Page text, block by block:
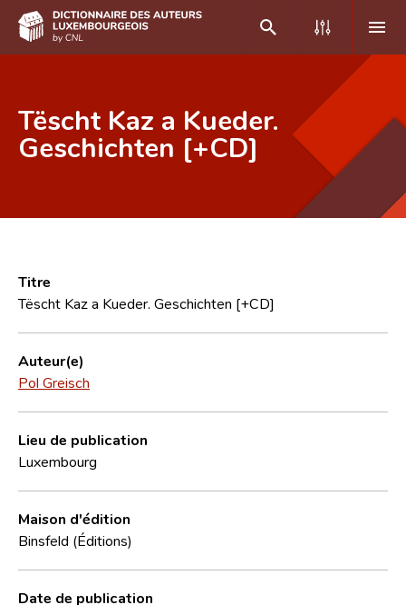
DE FR
Foire aux questions
CNL
Équipe scientifique
Contact
Tëscht Kaz a Kueder.
Geschichten [+CD]
Titre
Tëscht Kaz a Kueder. Geschichten [+CD]
Auteur(e)
Pol Greisch
Lieu de publication
Luxembourg
Maison d'édition
Binsfeld (Éditions)
Date de publication